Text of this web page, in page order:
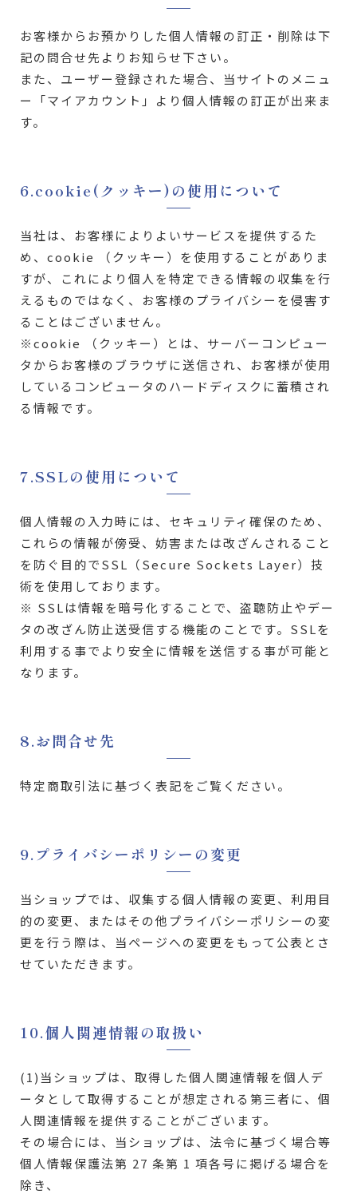
お客様からお預かりした個人情報の訂正・削除は下
記の問合せ先よりお知らせ下さい。
また、ユーザー登録された場合、当サイトのメニュ
ー「マイアカウント」より個人情報の訂正が出来ま
す。
6.cookie(クッキー)の使用について
当社は、お客様によりよいサービスを提供するた
め、cookie （クッキー）を使用することがありま
すが、これにより個人を特定できる情報の収集を行
えるものではなく、お客様のプライバシーを侵害す
ることはございません。
※cookie （クッキー）とは、サーバーコンピュー
タからお客様のブラウザに送信され、お客様が使用
しているコンピュータのハードディスクに蓄積され
る情報です。
7.SSLの使用について
個人情報の入力時には、セキュリティ確保のため、
これらの情報が傍受、妨害または改ざんされること
を防ぐ目的でSSL（Secure Sockets Layer）技
術を使用しております。
※ SSLは情報を暗号化することで、盗聴防止やデー
タの改ざん防止送受信する機能のことです。SSLを
利用する事でより安全に情報を送信する事が可能と
なります。
8.お問合せ先
特定商取引法に基づく表記をご覧ください。
9.プライバシーポリシーの変更
当ショップでは、収集する個人情報の変更、利用目
的の変更、またはその他プライバシーポリシーの変
更を行う際は、当ページへの変更をもって公表とさ
せていただきます。
10.個人関連情報の取扱い
(1)当ショップは、取得した個人関連情報を個人デ
ータとして取得することが想定される第三者に、個
人関連情報を提供することがございます。
その場合には、当ショップは、法令に基づく場合等
個人情報保護法第 27 条第 1 項各号に掲げる場合を
除き、